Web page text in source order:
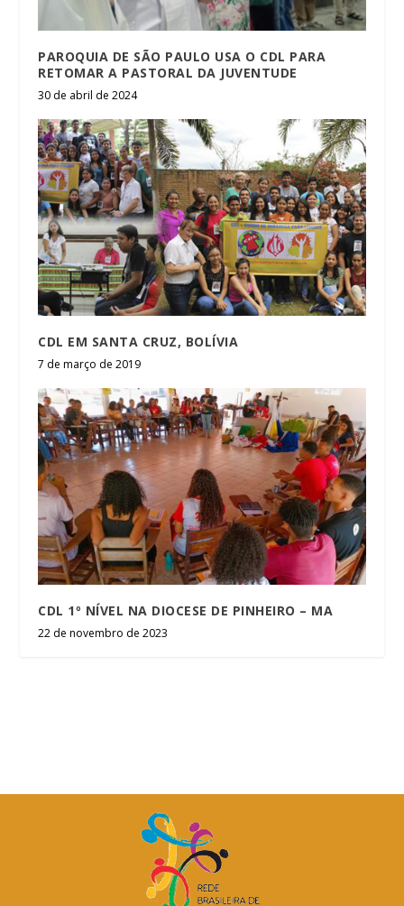
PAROQUIA DE SÃO PAULO USA O CDL PARA
RETOMAR A PASTORAL DA JUVENTUDE
30 de abril de 2024
CDL EM SANTA CRUZ, BOLÍVIA
7 de março de 2019
CDL 1º NÍVEL NA DIOCESE DE PINHEIRO – MA
22 de novembro de 2023